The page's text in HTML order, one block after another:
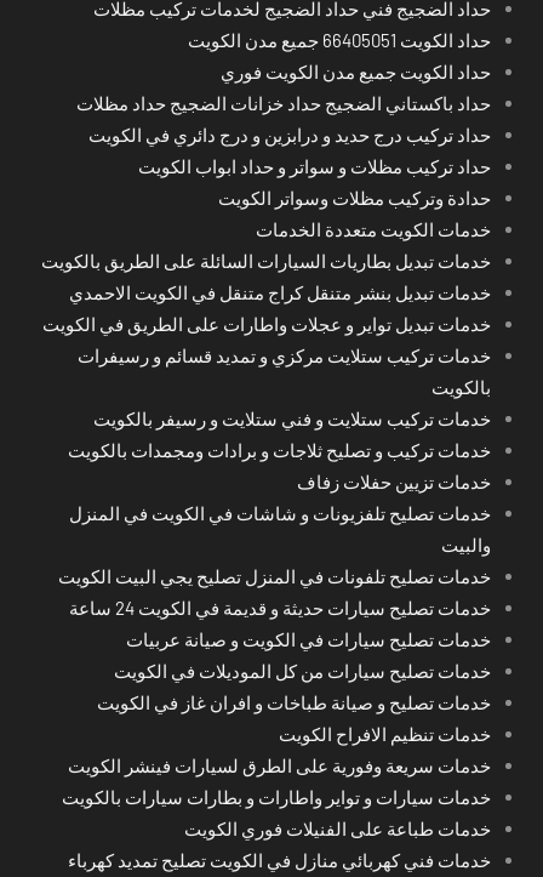
حداد الضجيج فني حداد الضجيج لخدمات تركيب مظلات
حداد الكويت 66405051 جميع مدن الكويت
حداد الكويت جميع مدن الكويت فوري
حداد باكستاني الضجيج حداد خزانات الضجيج حداد مظلات
حداد تركيب درج حديد و درابزين و درج دائري في الكويت
حداد تركيب مظلات و سواتر و حداد ابواب الكويت
حدادة وتركيب مظلات وسواتر الكويت
خدمات الكويت متعددة الخدمات
خدمات تبديل بطاريات السيارات السائلة على الطريق بالكويت
خدمات تبديل بنشر متنقل كراج متنقل في الكويت الاحمدي
خدمات تبديل تواير و عجلات واطارات على الطريق في الكويت
خدمات تركيب ستلايت مركزي و تمديد قسائم و رسيفرات
بالكويت
خدمات تركيب ستلايت و فني ستلايت و رسيفر بالكويت
خدمات تركيب و تصليح ثلاجات و برادات ومجمدات بالكويت
خدمات تزيين حفلات زفاف
خدمات تصليح تلفزيونات و شاشات في الكويت في المنزل
والبيت
خدمات تصليح تلفونات في المنزل تصليح يجي البيت الكويت
خدمات تصليح سيارات حديثة و قديمة في الكويت 24 ساعة
خدمات تصليح سيارات في الكويت و صيانة عربيات
خدمات تصليح سيارات من كل الموديلات في الكويت
خدمات تصليح و صيانة طباخات و افران غاز في الكويت
خدمات تنظيم الافراح الكويت
خدمات سريعة وفورية على الطرق لسيارات فينشر الكويت
خدمات سيارات و تواير واطارات و بطارات سيارات بالكويت
خدمات طباعة على الفنيلات فوري الكويت
خدمات فني كهربائي منازل في الكويت تصليح تمديد كهرباء